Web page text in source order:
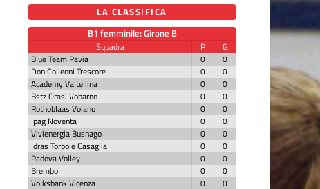
LA CLASSIFICA
B1 femminile: Girone B
Squadra P
G
Blue Team Pavia
0
0
Don Colleoni Trescore
0
0
Academy Valtellina
0
0
Bstz Omsi Vobarno
0
0
Rothoblaas Volano
0
0
Ipag Noventa
0
0
Vivienergia Busnago
0
0
Idras Torbole Casaglia
0
0
Padova Volley
0
0
Brembo
0
0
Volksbank Vicenza
0
0